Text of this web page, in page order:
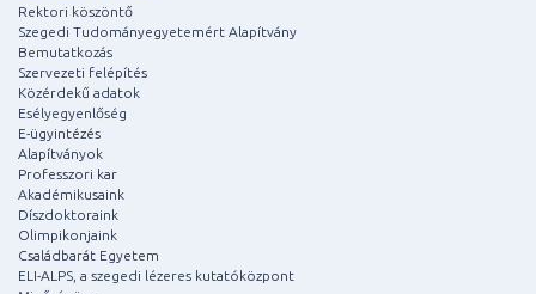
Rektori köszöntő
Szegedi Tudományegyetemért Alapítvány
Bemutatkozás
Szervezeti felépítés
Közérdekű adatok
Esélyegyenlőség
E-ügyintézés
Alapítványok
Professzori kar
Akadémikusaink
Díszdoktoraink
Olimpikonjaink
Családbarát Egyetem
ELI-ALPS, a szegedi lézeres kutatóközpont